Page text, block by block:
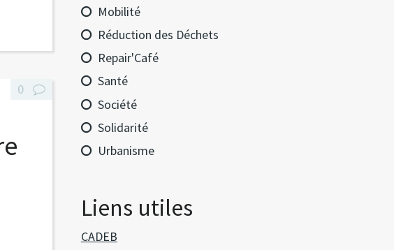
0
Mobilité
Réduction des Déchets
Repair'Café
Santé
Société
Solidarité
Urbanisme
Liens utiles
CADEB